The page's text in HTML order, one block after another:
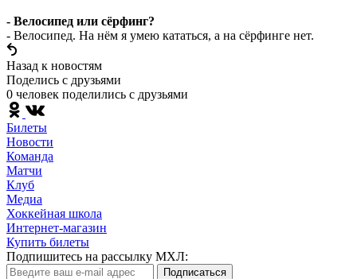
- Велосипед или сёрфинг?
- Велосипед. На нём я умею кататься, а на сёрфинге нет.
Назад к новостям
Поделись c друзьями
0 человек поделились c друзьями
Билеты
Новости
Команда
Матчи
Клуб
Медиа
Хоккейная школа
Интернет-магазин
Купить билеты
Подпишитесь на рассылку МХЛ:
Подписаться